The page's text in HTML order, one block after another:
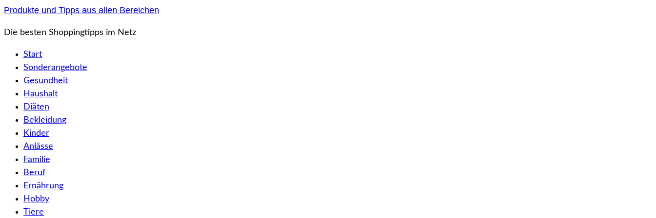
Zum
springen
Produkte und Tipps aus allen Bereichen
Die besten Shoppingtipps im Netz
Start
Sonderangebote
Gesundheit
Haushalt
Diäten
Bekleidung
Kinder
Anlässe
Familie
Beruf
Ernährung
Hobby
Tiere